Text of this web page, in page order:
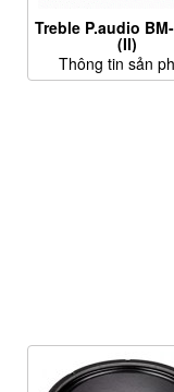
Treble P.audio
(II)
Thông tin sản